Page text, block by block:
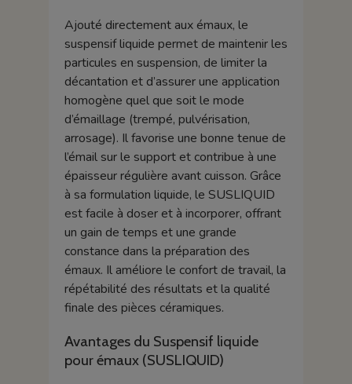
Ajouté directement aux émaux, le
suspensif liquide permet de maintenir les
particules en suspension, de limiter la
décantation et d’assurer une application
homogène quel que soit le mode
d’émaillage (trempé, pulvérisation,
arrosage). Il favorise une bonne tenue de
l’émail sur le support et contribue à une
épaisseur régulière avant cuisson. Grâce
à sa formulation liquide, le SUSLIQUID
est facile à doser et à incorporer, offrant
un gain de temps et une grande
constance dans la préparation des
émaux. Il améliore le confort de travail, la
répétabilité des résultats et la qualité
finale des pièces céramiques.
Avantages du Suspensif liquide
pour émaux (SUSLIQUID)